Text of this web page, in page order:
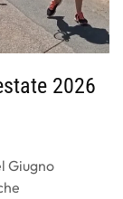
2026
Giugno